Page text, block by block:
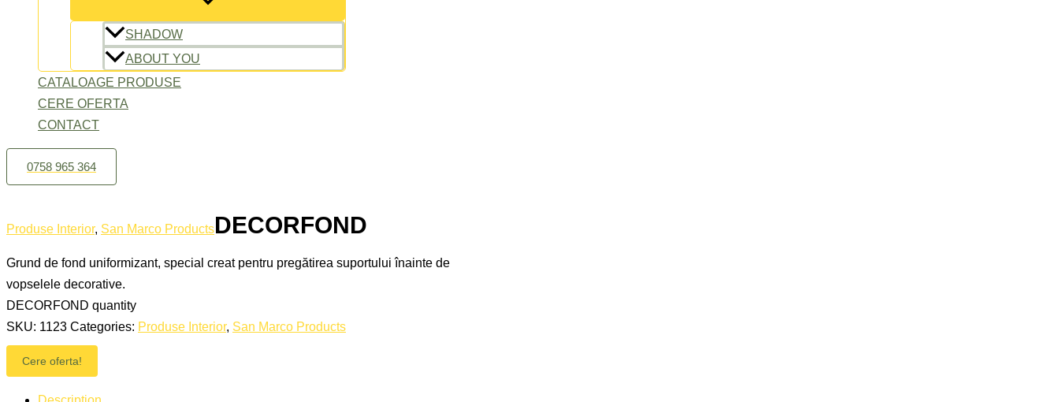
SHADOW
ABOUT YOU
CATALOAGE PRODUSE
CERE OFERTA
CONTACT
0758 965 364
Produse Interior, San Marco ProductsDECORFOND
Grund de fond uniformizant, special creat pentru pregătirea suportului înainte de
vopselele decorative.
DECORFOND quantity
SKU: 1123 Categories: Produse Interior, San Marco Products
Cere oferta!